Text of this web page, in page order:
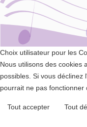
Choix utilisateur pour les
Nous utilisons des cookies
possibles. Si vous déclinez
pourrait ne pas fonctionner
Tout accepter Tout